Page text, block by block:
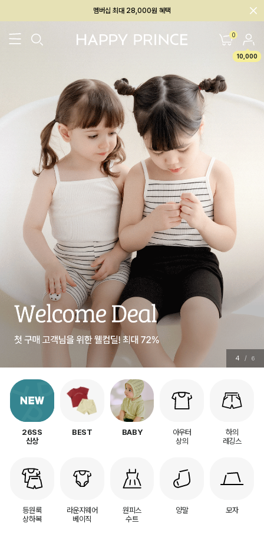
회원전용 아울렛, 가입하면 ~60% 할인!
0
10,000
4 / 6
26SS
신상
BEST BABY
아우터
상의
하의
레깅스
등원룩
상하복
라운지웨어
베이직
원피스
수트
양말 모자